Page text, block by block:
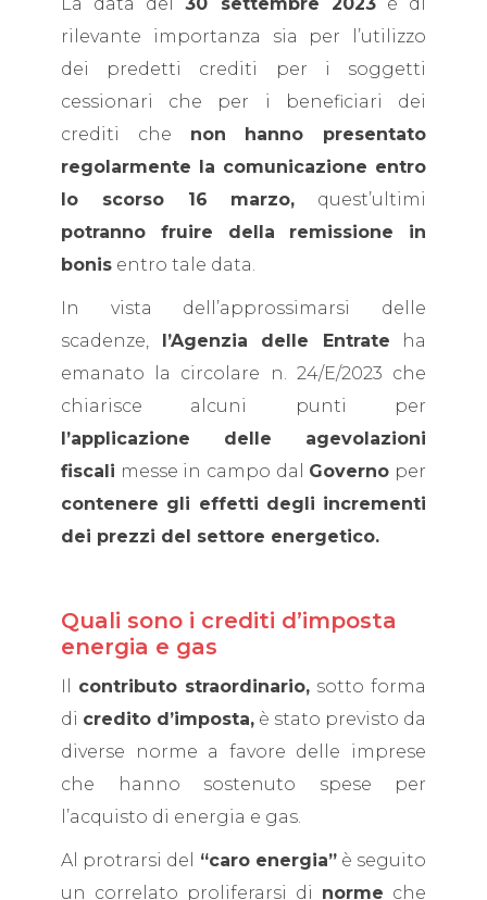
La data del30 settembre 2023è di
rilevante importanza sia per l’utilizzo
dei predetti crediti per i soggetti
cessionari che per i beneficiari dei
crediti che non hanno presentato
regolarmente la comunicazione entro
lo scorso 16 marzo, quest’ultimi
potranno fruire della remissione in
bonis entro tale data.
In vista dell’approssimarsi delle
scadenze,
l’Agenzia delle Entrate ha
emanato la circolare n. 24/E/2023 che
chiarisce alcuni punti per
l’applicazione delle agevolazioni
fiscali messe in campo dal Governo per
contenere gli effetti degli incrementi
dei prezzi del settore energetico.
Quali sono i crediti d’imposta
energia e gas
contributo straordinario, sotto forma
di credito d’imposta, è stato previsto da
diverse norme a favore delle imprese
che hanno sostenuto spese per
l’acquisto di energia e gas.
Al protrarsi del “caro energia”è seguito
un correlato proliferarsi di norme che